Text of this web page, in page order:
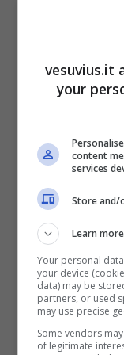
https://
E’ previsto
Napoli Basket
Stella Azzurra
vesuvius.it
your
content
services
Store and/
Learn more
Your personal
your device
data) may be
partners, or used
may use precise
Some vendors
of legitimate